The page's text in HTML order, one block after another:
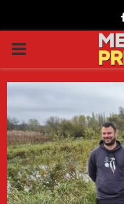
PRIMARY
MENU